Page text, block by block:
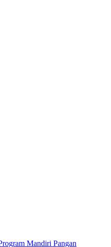
Mandiri Pangan